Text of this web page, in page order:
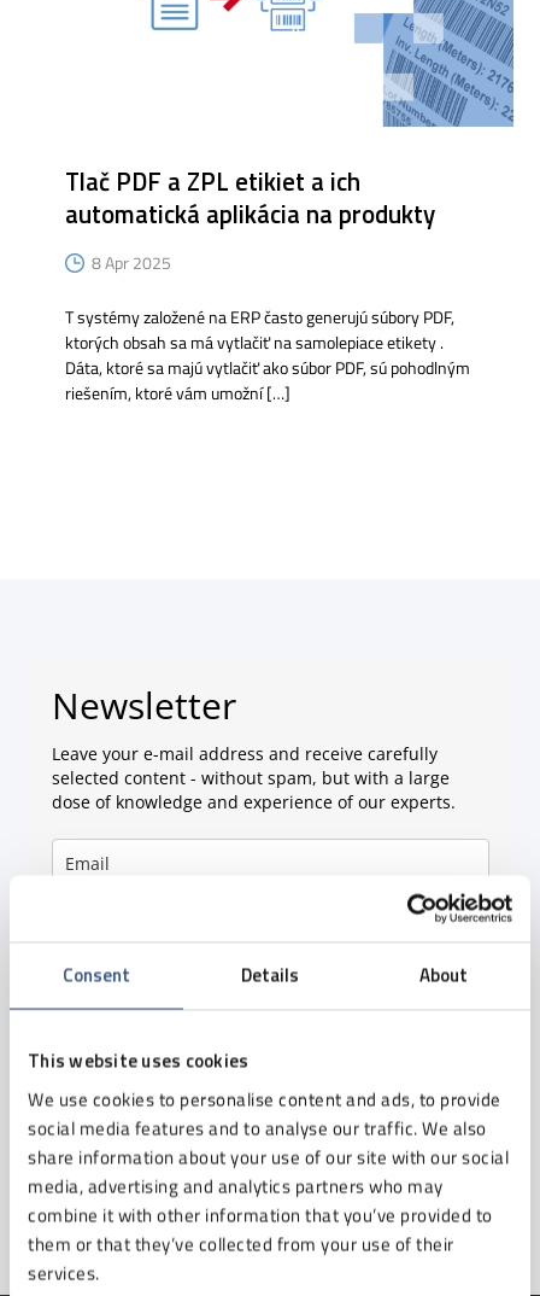
Consent Details About
This website uses cookies
We use cookies to personalise content and ads, to provide
social media features and to analyse our traffic. We also
share information about your use of our site with our social
media, advertising and analytics partners who may
combine it with other information that you’ve provided to
them or that they’ve collected from your use of their
services.
Tlač PDF a ZPL etikiet a ich
automatická aplikácia na produkty
8 Apr 2025
T systémy založené na ERP často generujú súbory PDF,
ktorých obsah sa má vytlačiť na samolepiace etikety .
Dáta, ktoré sa majú vytlačiť ako súbor PDF, sú pohodlným
riešením, ktoré vám umožní […]
Newsletter
Leave your e-mail address and receive carefully
selected content - without spam, but with a large
dose of knowledge and experience of our experts.
I consent to receiving the newsletter from Etisoft Sp. z o. o.
I can withdraw my consent at any time. Details in thePrivacy
Policy.
Sign up